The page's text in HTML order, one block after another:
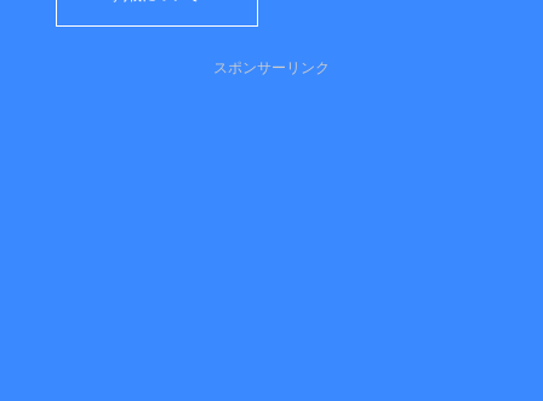
スポンサーリンク